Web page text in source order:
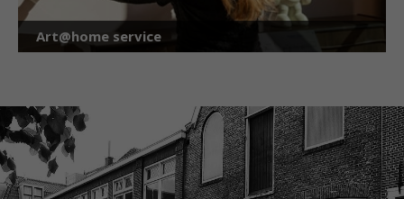
Art@home service